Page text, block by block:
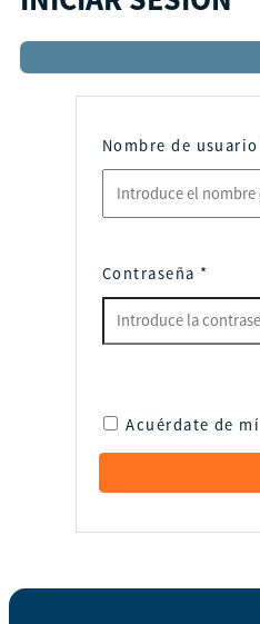
Nombre de usuario
Contraseña *
Acuérdate de mí